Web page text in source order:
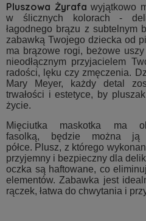
Pluszowa Żyrafa wyjątkowo
w ślicznych kolorach -
łagodnego brązu z subtelnym
zabawką Twojego dziecka od
ma brązowe rogi, beżowe
nieodłącznym przyjacielem
radości, lęku czy zmęczenia.
Mary Meyer, każdy detal
trwałości i estetyce, by
życie.
Mięciutka maskotka ma
fasolką, będzie można ją
półce. Plusz, z którego
przyjemny i bezpieczny dla
oczka są haftowane, co
elementów. Zabawka jest
rączek, łatwa do chwytania i